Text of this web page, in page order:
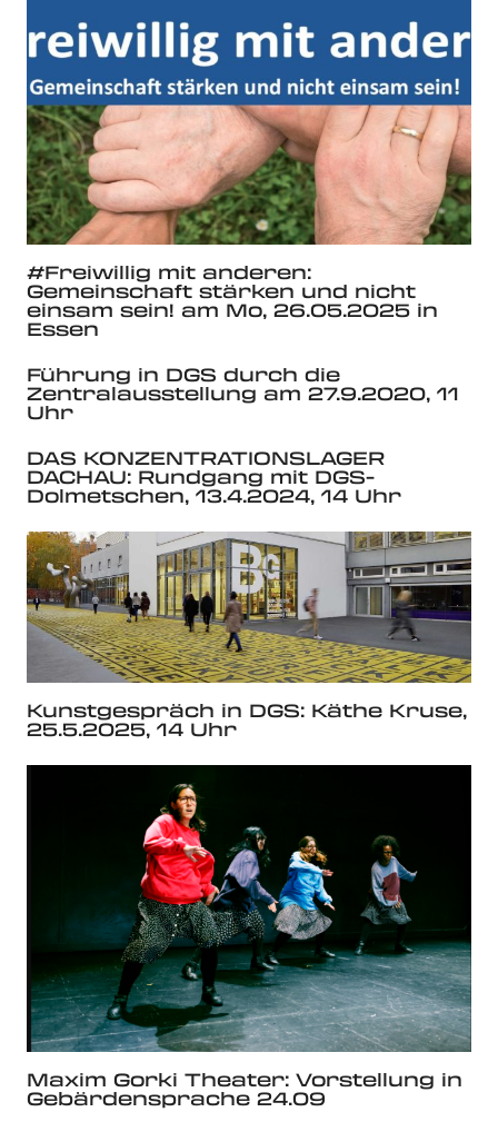
#Freiwillig mit anderen:
Gemeinschaft stärken und nicht
einsam sein! am Mo, 26.05.2025 in
Essen
Führung in DGS durch die
Zentralausstellung am 27.9.2020, 11
Uhr
DAS KONZENTRATIONSLAGER
DACHAU: Rundgang mit DGS-
Dolmetschen, 13.4.2024, 14 Uhr
Kunstgespräch in DGS: Käthe Kruse,
25.5.2025, 14 Uhr
Maxim Gorki Theater: Vorstellung in
Gebärdensprache 24.09